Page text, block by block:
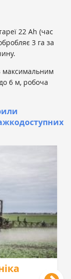
22 Ah (час
3 га за
максимальним
6 м, робоча